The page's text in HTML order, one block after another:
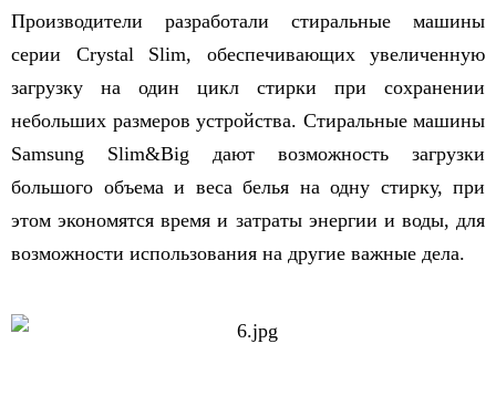
Производители разработали стиральные машины
серии Crystal Slim, обеспечивающих увеличенную
загрузку на один цикл стирки при сохранении
небольших размеров устройства. Стиральные машины
Samsung Slim&Big дают возможность загрузки
большого объема и веса белья на одну стирку, при
этом экономятся время и затраты энергии и воды, для
возможности использования на другие важные дела.